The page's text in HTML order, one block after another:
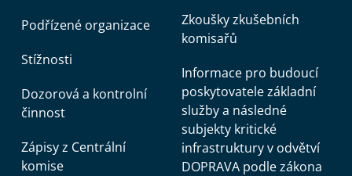
Podřízené organizace
Stížnosti
Dozorová a kontrolní
činnost
Zápisy z Centrální
komise
Zkoušky zkušebních
komisařů
Informace pro budoucí
poskytovatele základní
služby a následné
subjekty kritické
infrastruktury v odvětví
DOPRAVA podle zákona